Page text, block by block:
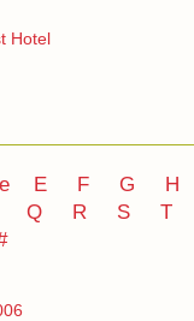
Hotel
E F G
H
Q R S
T